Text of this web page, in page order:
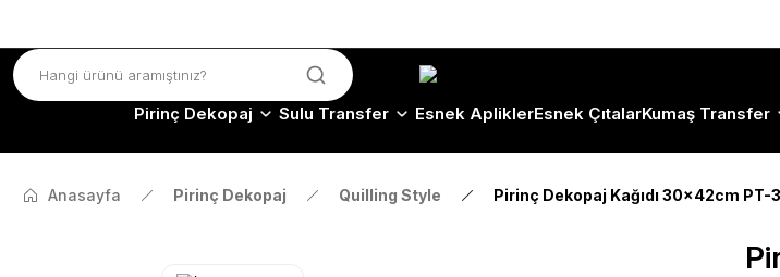
Pirinç Dekopaj Sulu Transfer Esnek ApliklerEsnek ÇıtalarKumaş Transfer
Anasayfa Pirinç Dekopaj Quilling Style Pirinç Dekopaj Kağıdı 30x42cm PT-